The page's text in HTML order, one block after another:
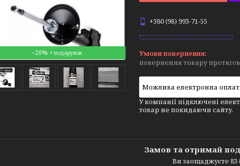
–20%
+380 (98) 993-71-55
повернення товару
У компанії підключені
товар не покидаючи сайту.
Замов та отримай
Ви заощаджуєте 83